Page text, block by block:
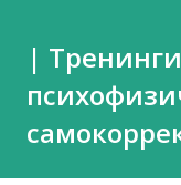
|